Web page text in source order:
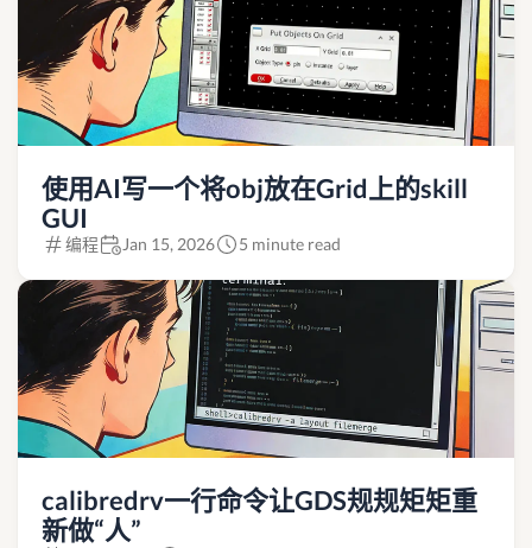
使用AI写一个将obj放在Grid上的skill
GUI
编程 Jan 15, 2026 5 minute read
calibredrv一行命令让GDS规规矩矩重
新做“人”